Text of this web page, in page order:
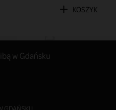
KOSZYK
w Gdańsku